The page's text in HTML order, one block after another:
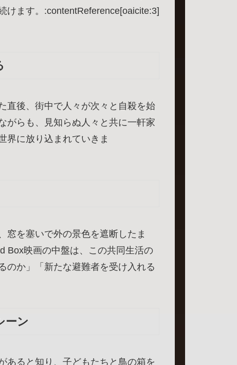
けます。:contentReference[oaicite:3]
直後、街中で人々が次々と自殺を始
がらも、見知らぬ人々と共に一軒家
界に放り込まれていきま
窓を塞いで外の景色を遮断したま
Box映画の中盤は、この共同生活の
のか」「新たな避難者を受け入れる
ーン
あると知り、子どもたちと鳥の箱を